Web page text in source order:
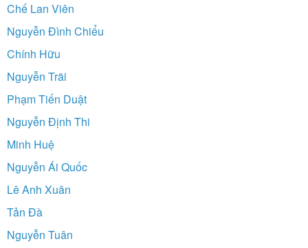
Chế Lan Viên
Nguyễn Đình Chiểu
Chính Hữu
Nguyễn Trãi
Phạm Tiến Duật
Nguyễn Định Thi
Minh Huệ
Nguyễn Ái Quốc
Lê Anh Xuân
Tản Đà
Nguyễn Tuân